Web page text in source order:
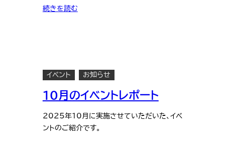
続きを読む
イベント お知らせ
10月のイベントレポート
2025年10月に実施させていただいた、イベ
ントのご紹介です。